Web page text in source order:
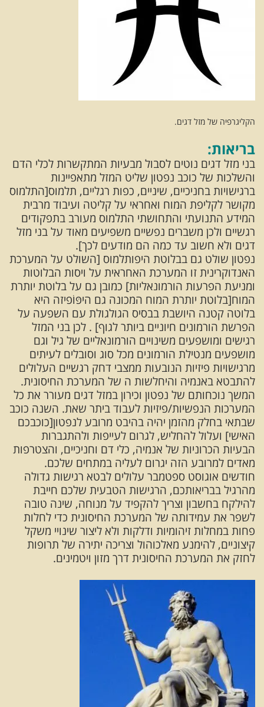
הקליגרפיה של מזל דגים.
בריאות:
בני מזל דגים נוטים לסבול מבעיות המתקשרות לכלי הדם
והשלכות של כוכב נפטון שליט המזל מתאפיינות
ברגישויות בחניכיים, שיניים, כפות רגליים, תלמוס[התלמוס
מקושר לקליפת המוח ואחראי על קליטה ועיבוד מרבית
המידע התנועתי והתחושתי התלמוס מעורב בתפקודים
רגשיים ולכן משברים נפשיים משפיעים מאוד על בני מזל
דגים ולא חשוב עד כמה הם מודעים לכך].
נפטון שולט גם בבלוטת היפותלמוס [השולט על המערכת
האנדוקרינית זו המערכת האחראית על ויסות הבלוטות
ומניעת הפרעות הורמונאליות] כמובן גם על בלוטת יותרת
המוח[בלוטת יותרת המוח המכונה גם היפּ‏וֹ‏פיזה היא
בלוטה קטנה היושבת בבסיס הגולגולת עם השפעה על
הפרשת הורמונים חיוניים ביותר לגוף] . לכן בני המזל
רגישים ומושפעים משינויים הורמונאליים של גיל וגם
מושפעים מנטילת הורמונים מכל סוג וסובלים לעיתים
מרגישויות פיזיות הנובעות ממצבי דחק רגשיים העלולים
להתבטא באנמיה והיחלשות ה של המערכת החיסונית.
המשך נוכחותם של נפטון וכירון במזל דגים מעורר את כל
המערכות הנפשיות/פיזיות לעבוד ביתר שאת. השנה כוכב
שבתאי בחלק מהזמן יהיה בהיבט מרובע לנפטון[כוכבכם
האישי] ועלול להחליש, לגרום לעייפות ולהתגברות
הבעיות הכרוניות של אנמיה, כלי דם וחניכיים, והצטרפות
מאדים למרובע הזה יגרום לעליה במתחים שלכם.
חודשים אוגוסט ספטמבר עלולים לבטא רגישות גדולה
מהרגיל בבריאותכם, הרגישות הטבעית שלכם חייבת
להילקח בחשבון וצריך להקפיד על מנוחה, שינה טובה
לשפר את עמידותה של המערכת החיסונית כדי לחלות
פחות במחלות זיהומיות ודלקות ולא ליצור שינויי משקל
קיצוניים, להימנע מאלכוהול וצריכה יתירה של תרופות
לחזק את המערכת החיסונית דרך מזון ויטמינים.